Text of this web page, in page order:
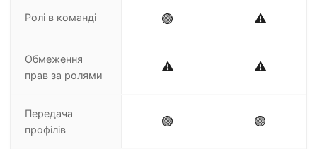
Ролі в команді 🟢 ⚠️
Обмеження
прав за ролями
⚠️ ⚠️
Передача
профілів
🟢 🟢